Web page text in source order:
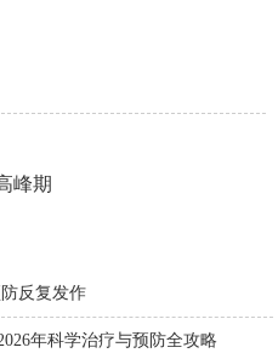
峰期
反复发作
年科学治疗与预防全攻略